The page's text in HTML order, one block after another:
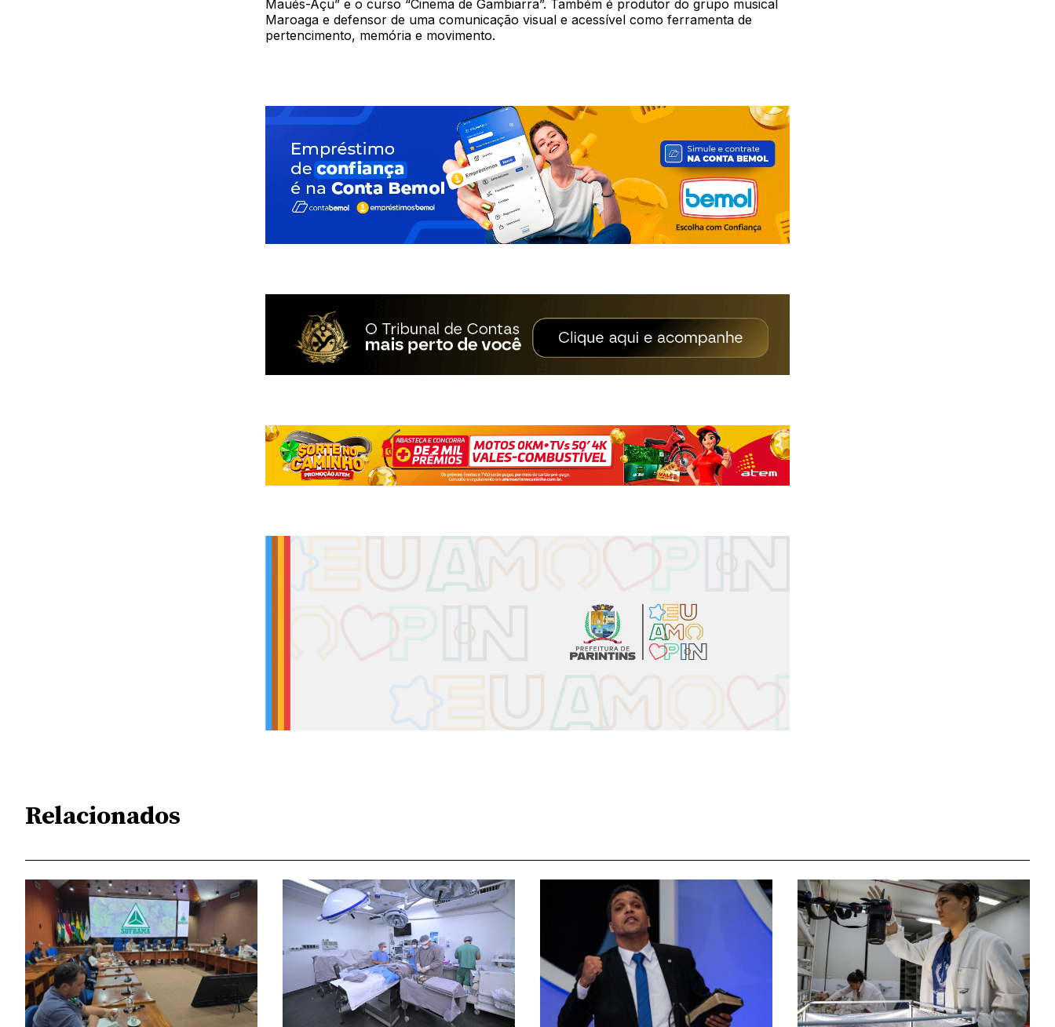
Maués-Açu” e o curso “Cinema de Gambiarra”. Também é produtor do grupo musical
Maroaga e defensor de uma comunicação visual e acessível como ferramenta de
pertencimento, memória e movimento.
Relacionados